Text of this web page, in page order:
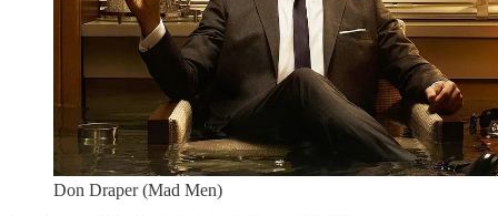
Don Draper (Mad Men)